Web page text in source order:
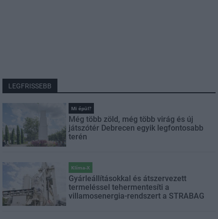
LEGFRISSEBB
Mi épül?
Még több zöld, még több virág és új
játszótér Debrecen egyik legfontosabb
terén
Klíma-X
Gyárleállításokkal és átszervezett
termeléssel tehermentesíti a
villamosenergia-rendszert a STRABAG